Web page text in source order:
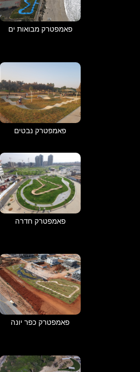
פאמפטרק מבואות ים
פאמפטרק נבטים
פאמפטרק חדרה
פאמפטרק כפר יונה